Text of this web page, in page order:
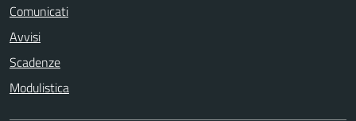
Comunicati
Avvisi
Scadenze
Modulistica